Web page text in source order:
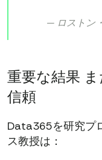
— ロストン
重要な結果
信頼
Data365を研究プ
ス教授は：